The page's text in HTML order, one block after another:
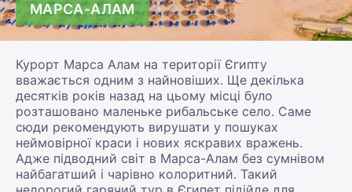
МАРСА-АЛАМ
Курорт Марса Алам на території Єгипту
вважається одним з найновіших. Ще декілька
десятків років назад на цьому місці було
розташовано маленьке рибальське село. Саме
сюди рекомендують вирушати у пошуках
неймовірної краси і нових яскравих вражень.
Адже підводний світ в Марса-Алам без сумнівом
найбагатший і чарівно колоритний. Такий